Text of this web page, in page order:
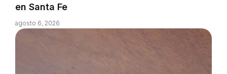
en Santa Fe
agosto 6, 2026